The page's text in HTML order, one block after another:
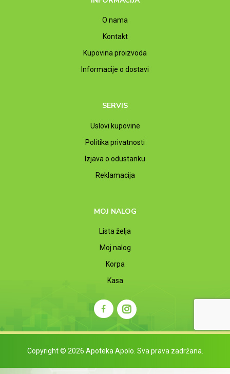
O nama
Kontakt
Kupovina proizvoda
Informacije o dostavi
SERVIS
Uslovi kupovine
Politika privatnosti
Izjava o odustanku
Reklamacija
MOJ NALOG
Lista želja
Moj nalog
Korpa
Kasa
Copyright © 2026 Apoteka Apolo. Sva prava zadržana.